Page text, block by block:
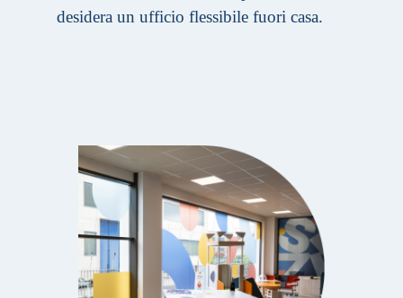
desidera un ufficio flessibile fuori casa.